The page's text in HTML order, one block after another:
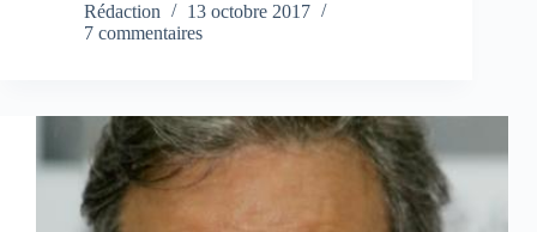
Rédaction
13 octobre 2017
7 commentaires